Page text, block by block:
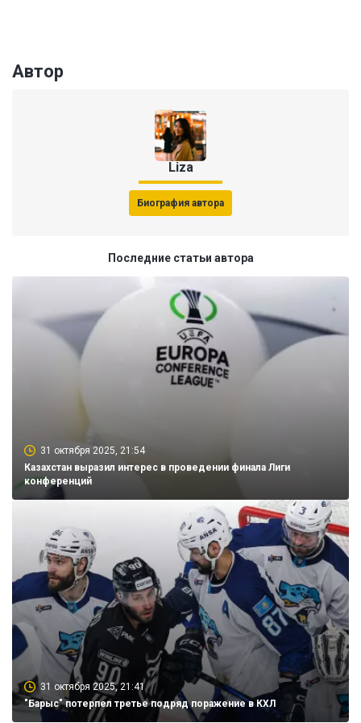
Автор
Liza
Биография автора
Последние статьи автора
31 октября 2025, 21:54
Казахстан выразил интерес в проведении финала Лиги
конференций
31 октября 2025, 21:41
"Барыс" потерпел третье подряд поражение в КХЛ